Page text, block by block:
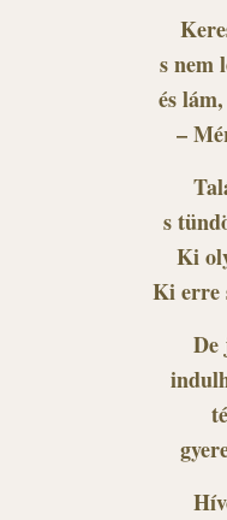
s nem
és
–
s
Ki
Ki erre
De